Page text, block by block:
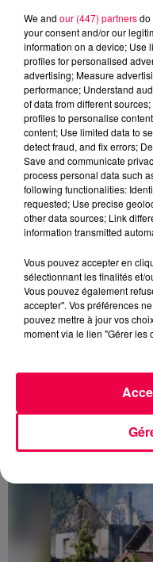
5 août 2026
Des assiettes
excès de plomb
Du plomb a été
céramique vendues
3 août 2026
We and our (447) partnersdo
your consent and/or our
information on a device; Use
profiles for personalised
advertising; Measure
performance; Understand
of data from different
profiles to personalise
content; Use limited data to
detect fraud, and fix errors;
Save and communicate
process personal data such
following functionalities:
requested; Use precise
other data sources; Link
information transmitted
Vous pouvez accepter en
sélectionnant les finalités et/
Vous pouvez également
accepter". Vos préférences
pouvez mettre à jour vos
moment via le lien "Gérer les